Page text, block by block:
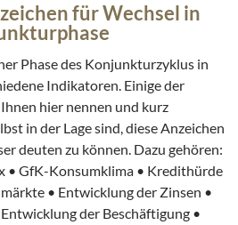
für Wechsel in
Phase des Konjunkturzyklus in
Indikatoren. Einige der
hier nennen und kurz
in der Lage sind, diese Anzeichen
deuten zu können. Dazu gehören:
• GfK-Konsumklima • Kredithürde
• Entwicklung der Zinsen •
der Beschäftigung •